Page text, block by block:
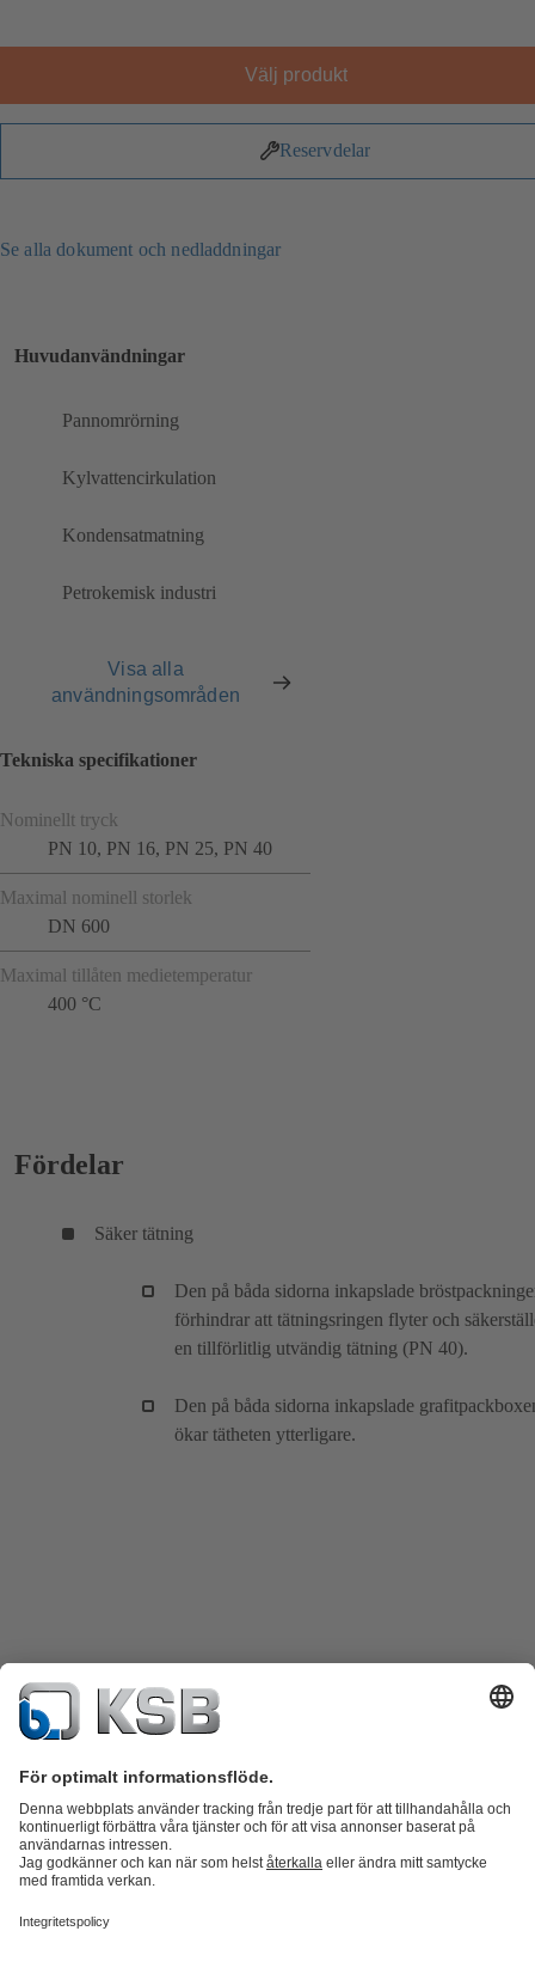
Välj produkt
Reservdelar
Se alla dokument och nedladdningar
Huvudanvändningar
Pannomrörning
Kylvattencirkulation
Kondensatmatning
Petrokemisk industri
Visa alla
användningsområden
Tekniska specifikationer
Nominellt tryck
PN 10, PN 16, PN 25, PN 40
Maximal nominell storlek
DN 600
Maximal tillåten medietemperatur
400 °C
Fördelar
Säker tätning
Den på båda sidorna inkapslade
förhindrar att tätningsringen flyter och
en tillförlitlig utvändig tätning (PN 40).
Den på båda sidorna inkapslade
ökar tätheten ytterligare.